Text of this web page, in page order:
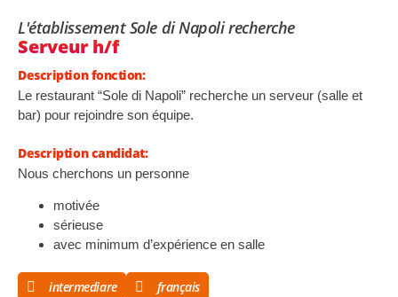
L'établissement Sole di Napoli recherche
Serveur h/f
Description fonction:
Le restaurant “Sole di Napoli” recherche un serveur (salle et
bar) pour rejoindre son équipe.
Description candidat:
Nous cherchons un personne
motivée
sérieuse
avec minimum d’expérience en salle
intermediare français